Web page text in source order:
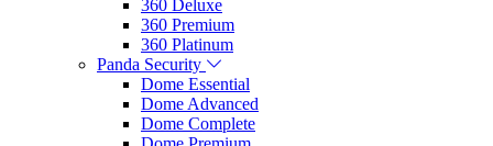
360 Deluxe
360 Premium
360 Platinum
Panda Security
Dome Essential
Dome Advanced
Dome Complete